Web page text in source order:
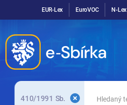
EUR-Lex EuroVOC N-Lex
410/1991 Sb.